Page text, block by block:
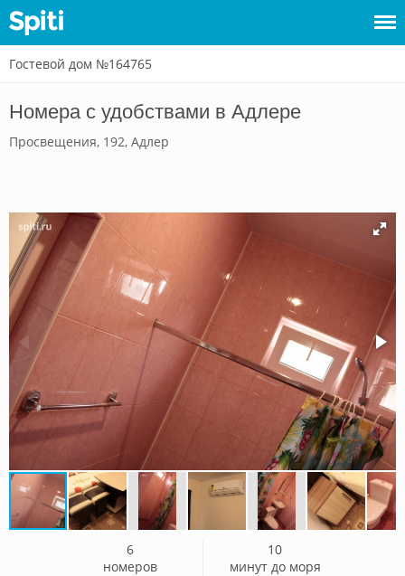
Войти
Сдать
Гостевой дом №164765
Номера с удобствами в Адлере
Просвещения, 192, Адлер
6
номеров
10
минут до моря